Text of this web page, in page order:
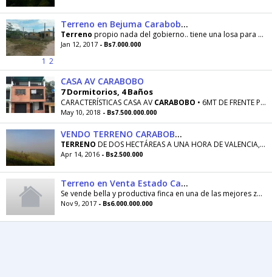
1 2
Terreno en Bejuma Carabobo Lomadcarrizal
Terreno propio nada del gobierno.. tiene una losa para dos cuartos y un baño ya comenzado
Jan 12, 2017 - Bs7.000.000
CASA AV CARABOBO
7 Dormitorios, 4 Baños
CARACTERÍSTICAS CASA AV CARABOBO • 6MT DE FRENTE POR 28 DE FONDO • 168MT2 DE
May 10, 2018 - Bs7.500.000.000
VENDO TERRENO CARABOBO EN MONTAÑA CON CASA
TERRENO DE DOS HECTÁREAS A UNA HORA DE VALENCIA, VÍA EL PAO...,CLIMA DE MONTAÑA CON PASTO , CASA
Apr 14, 2016 - Bs2.500.000
Terreno en Venta Estado Carabobo RentAHouse Codflex
Se vende bella y productiva finca en una de las mejores zonas del Estado Yacacuy, donde las tierras son unas de las mejores para la actividad...
Nov 9, 2017 - Bs6.000.000.000